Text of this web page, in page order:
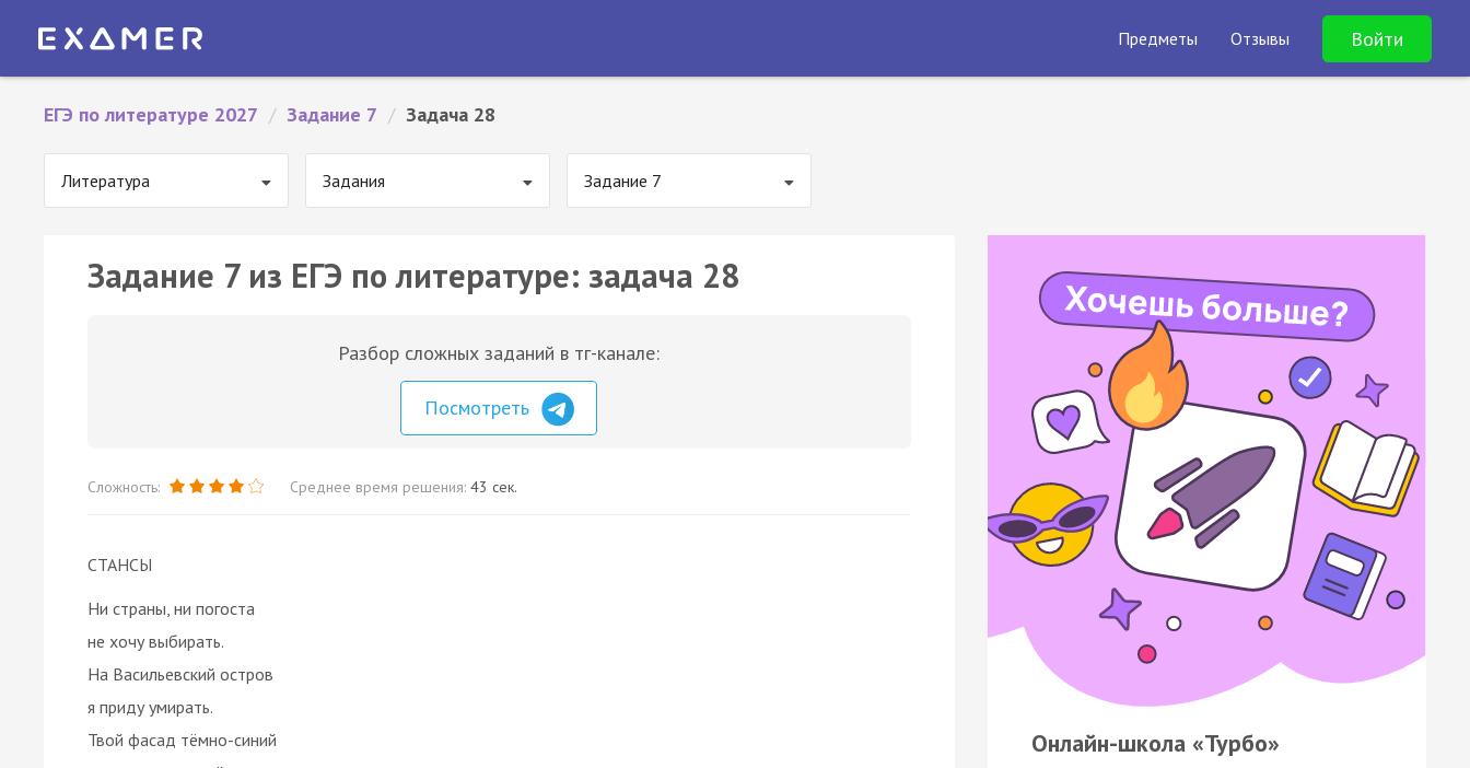
Предметы Отзывы Войти
ЕГЭ по литературе 2027 / Задание 7 / Задача 28
Литература Задания Задание 7
Задание 7 из ЕГЭ по литературе: задача 28
Разбор сложных заданий в тг-канале:
Посмотреть
Сложность: Среднее время решения: 43 сек.
СТАНСЫ
Ни страны, ни погоста
не хочу выбирать.
На Васильевский остров
я приду умирать.
Твой фасад тёмно-синий
Онлайн-школа «Турбо»